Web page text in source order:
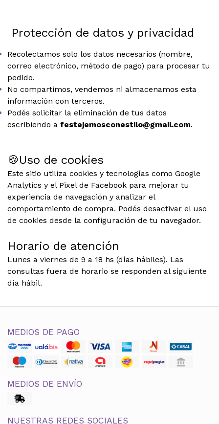
Protección de datos y privacidad
Recolectamos solo los datos necesarios (nombre,
correo electrónico, método de pago) para procesar tu
pedido.
No compartimos, vendemos ni almacenamos esta
información con terceros.
Podés solicitar la eliminación de tus datos
escribiendo a festejemosconestilo@gmail.com.
🍪Uso de cookies
Este sitio utiliza cookies y tecnologías como Google
Analytics y el Pixel de Facebook para mejorar tu
experiencia de navegación y analizar el
comportamiento de compra. Podés desactivar el uso
de cookies desde la configuración de tu navegador.
Horario de atención
Lunes a viernes de 9 a 18 hs (días hábiles). Las
consultas fuera de horario se responden al siguiente
día hábil.
MEDIOS DE PAGO
MEDIOS DE ENVÍO
NUESTRAS REDES SOCIALES